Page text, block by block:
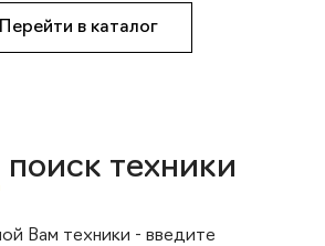
Перейти в каталог
поиск техники
Вам техники - введите